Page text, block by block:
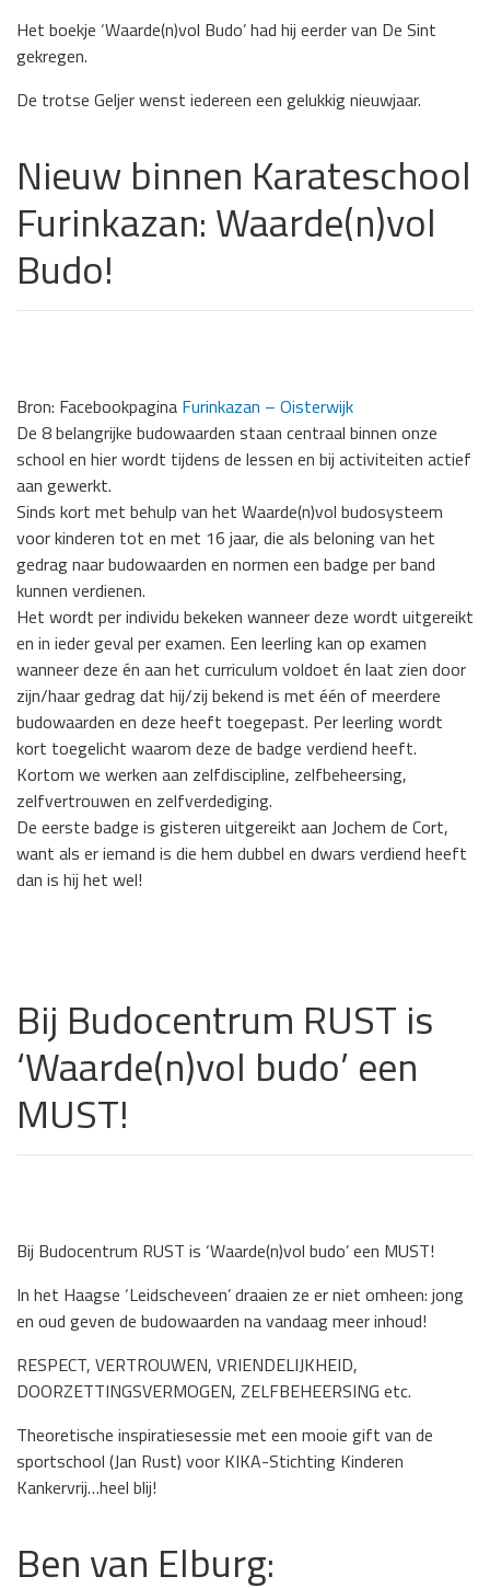
Het boekje ‘Waarde(n)vol Budo’ had hij eerder van De Sint
gekregen.
De trotse Geljer wenst iedereen een gelukkig nieuwjaar.
Nieuw binnen Karateschool
Furinkazan: Waarde(n)vol
Budo!
Bron: Facebookpagina Furinkazan – Oisterwijk
De 8 belangrijke budowaarden staan centraal binnen onze
school en hier wordt tijdens de lessen en bij activiteiten actief
aan gewerkt.
Sinds kort met behulp van het Waarde(n)vol budosysteem
voor kinderen tot en met 16 jaar, die als beloning van het
gedrag naar budowaarden en normen een badge per band
kunnen verdienen.
Het wordt per individu bekeken wanneer deze wordt uitgereikt
en in ieder geval per examen. Een leerling kan op examen
wanneer deze én aan het curriculum voldoet én laat zien door
zijn/haar gedrag dat hij/zij bekend is met één of meerdere
budowaarden en deze heeft toegepast. Per leerling wordt
kort toegelicht waarom deze de badge verdiend heeft.
Kortom we werken aan zelfdiscipline, zelfbeheersing,
zelfvertrouwen en zelfverdediging.
De eerste badge is gisteren uitgereikt aan Jochem de Cort,
want als er iemand is die hem dubbel en dwars verdiend heeft
dan is hij het wel!
Bij Budocentrum RUST is
‘Waarde(n)vol budo’ een
MUST!
Bij Budocentrum RUST is ‘Waarde(n)vol budo’ een MUST!
In het Haagse ‘Leidscheveen’ draaien ze er niet omheen: jong
en oud geven de budowaarden na vandaag meer inhoud!
RESPECT, VERTROUWEN, VRIENDELIJKHEID,
DOORZETTINGSVERMOGEN, ZELFBEHEERSING etc.
Theoretische inspiratiesessie met een mooie gift van de
sportschool (Jan Rust) voor KIKA-Stichting Kinderen
Kankervrij…heel blij!
Ben van Elburg: